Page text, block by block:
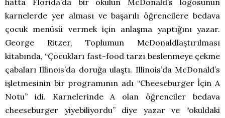
hatta Florida’da bir okulun McDonald’s logosunun
karnelerde yer alması ve başarılı öğrencilere bedava
çocuk menüsü vermek için anlaşma yaptığını yazar.
George Ritzer, Toplumun McDonaldlaştırılması
kitabında, “Çocukları fast-food tarzı beslenmeye çekme
çabaları Illinois’da doruğa ulaştı. Illinois’da McDonald’s
işletmesinin bir programının adı “Cheeseburger İçin A
Notu” idi. Karnelerinde A olan öğrenciler bedava
cheeseburger yiyebiliyordu” diye yazar ve “okuldaki